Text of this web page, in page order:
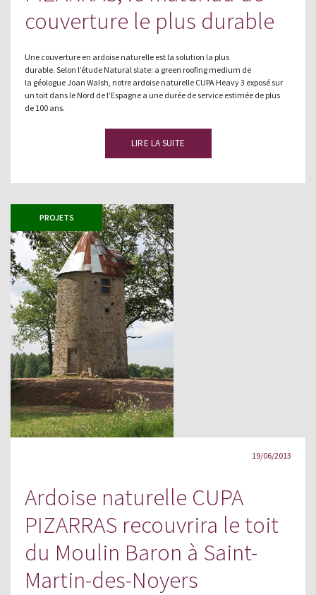
couverture le plus durable
Une couverture en ardoise naturelle est la solution la plus
durable. Selon l’étude Natural slate: a green roofing medium de
la géologue Joan Walsh, notre ardoise naturelle CUPA Heavy 3 exposé sur
un toit dans le Nord de l’Espagne a une durée de service estimée de plus
de 100 ans.
LIRE LA SUITE
PROJETS
19/06/2013
Ardoise naturelle CUPA
PIZARRAS recouvrira le toit
du Moulin Baron à Saint-
Martin-des-Noyers